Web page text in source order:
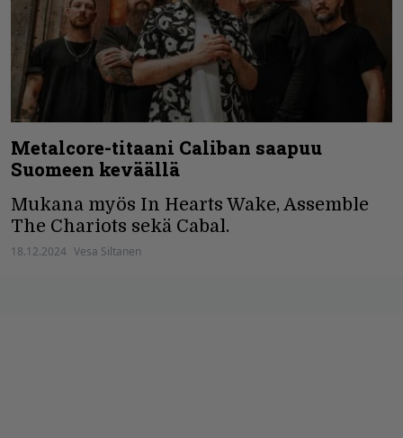
Metalcore-titaani Caliban saapuu
Suomeen keväällä
Mukana myös In Hearts Wake, Assemble
The Chariots sekä Cabal.
18.12.2024 Vesa Siltanen